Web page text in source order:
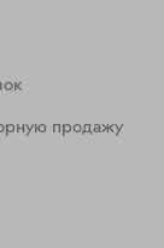
продажу